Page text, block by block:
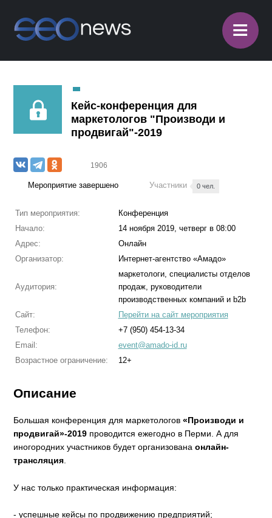
≡
Кейс-конференция для
маркетологов "Производи и
продвигай"-2019
1906
Мероприятие завершено Участники 0 чел.
Тип мероприятия:
Конференция
Начало:
14 ноября 2019, четверг в 08:00
Адрес:
Онлайн
Организатор:
Интернет-агентство «Амадо»
Аудитория:
маркетологи, специалисты отделов
продаж, руководители
производственных компаний и b2b
Сайт:
Перейти на сайт мероприятия
Телефон:
+7 (950) 454-13-34
Email:
event@amado-id.ru
Возрастное ограничение:
12+
Описание
Большая конференция для маркетологов «Производи и
продвигай»-2019 проводится ежегодно в Перми. А для
иногородних участников будет организованаонлайн-
трансляция.
У нас только практическая информация:
- успешные кейсы по продвижению предприятий;